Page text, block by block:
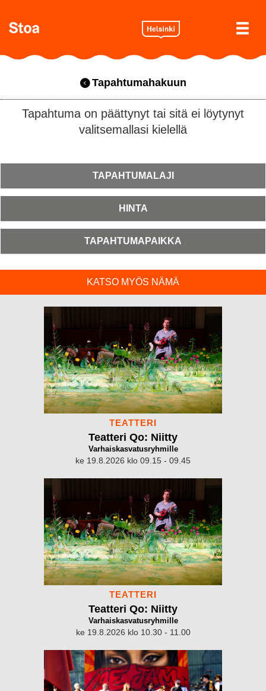
Tapahtumahakuun
Tapahtuma on päättynyt tai sitä ei löytynyt
valitsemallasi kielellä
TAPAHTUMALAJI
HINTA
TAPAHTUMAPAIKKA
KATSO MYÖS NÄMÄ
TEATTERI
Teatteri Qo: Niitty
Varhaiskasvatusryhmille
ke 19.8.2026 klo 09.15 - 09.45
TEATTERI
Teatteri Qo: Niitty
Varhaiskasvatusryhmille
ke 19.8.2026 klo 10.30 - 11.00